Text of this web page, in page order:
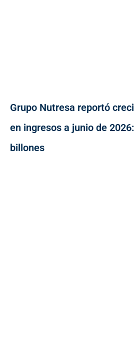
Grupo Nutresa reportó
en ingresos a junio de
billones